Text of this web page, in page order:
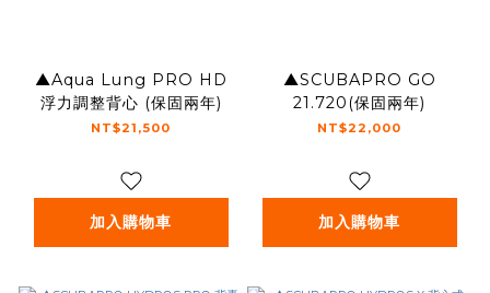
▲Aqua Lung PRO HD
浮力調整背心 (保固兩年)
NT$21,500
加入購物車
▲SCUBAPRO GO
21.720(保固兩年)
NT$22,000
加入購物車